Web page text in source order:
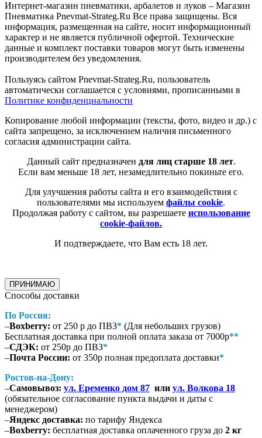
Интернет-магазин пневматики, арбалетов и луков – Магазин
Пневматика Pnevmat-Strateg.Ru Все права защищены. Вся
информация, размещенная на сайте, носит информационный
характер и не является публичной офертой. Технические
данные и комплект поставки товаров могут быть изменены
производителем без уведомления.
Пользуясь сайтом Pnevmat-Strateg.Ru, пользователь
автоматически соглашается с условиями, прописанными в
Политике конфиденциальности
Копирование любой информации (тексты, фото, видео и др.) с
сайта запрещено, за исключением наличия письменного
согласия администрации сайта.
Данный сайт предназначен для лиц старше 18 лет.
Если вам меньше 18 лет, незамедлительно покиньте его.
Для улучшения работы сайта и его взаимодействия с
пользователями мы используем файлы cookie.
Продолжая работу с сайтом, вы разрешаете использование
cookie-файлов.
И подтверждаете, что Вам есть 18 лет.
ПРИНИМАЮ
Способы доставки
По Россия:
–Boxberry: от 250 р до ПВЗ* (Для небольших грузов)
Бесплатная доставка при полной оплата заказа от 7000р**
–СДЭК: от 250р до ПВЗ*
–Почта России: от 350р полная предоплата доставки*
Ростов-на-Дону:
–Самовывоз: ул. Еременко дом 87 или ул. Волкова 18
(обязательное согласование пункта выдачи и даты с
менеджером)
–Яндекс доставка: по тарифу Яндекса
–Boxberry: бесплатная доставка оплаченного груза до 2 кг